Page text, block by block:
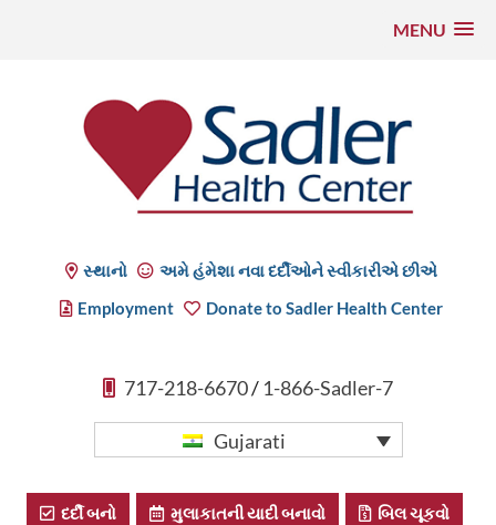
MENU
સ્થાનો
અમે હંમેશા નવા દર્દીઓને સ્વીકારીએ છીએ
Employment
Donate to Sadler Health Center
717-218-6670/ 1-866-Sadler-7
Gujarati
દર્દી બનો મુલાકાતની યાદી બનાવો બિલ ચૂકવો